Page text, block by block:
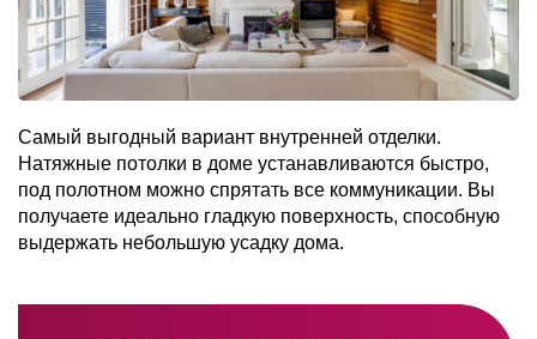
Самый выгодный вариант внутренней отделки.
Натяжные потолки в доме устанавливаются быстро,
под полотном можно спрятать все коммуникации. Вы
получаете идеально гладкую поверхность, способную
выдержать небольшую усадку дома.